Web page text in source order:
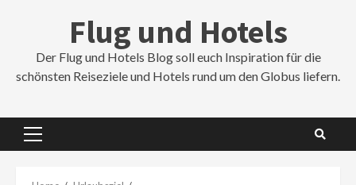
Flug und Hotels
Der Flug und Hotels Blog soll euch Inspiration für die
schönsten Reiseziele und Hotels rund um den Globus liefern.
Primary